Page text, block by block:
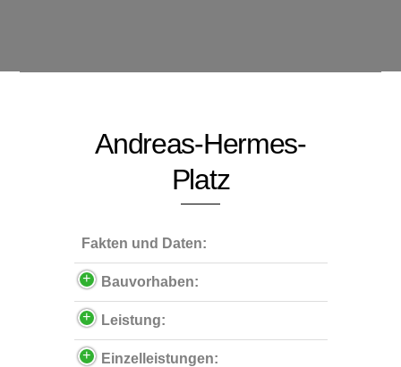
Andreas-Hermes-
Platz
Fakten und Daten:
Bauvorhaben:
Leistung:
Einzelleistungen: